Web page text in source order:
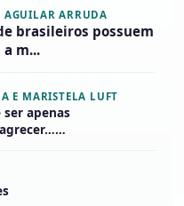
AGUILAR ARRUDA
brasileiros possuem
m...
E MARISTELA LUFT
apenas